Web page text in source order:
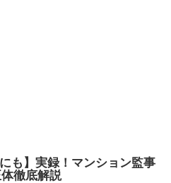
にも】実録！マンション監事
徹底解説